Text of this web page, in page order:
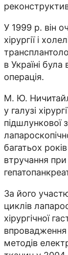
У 1999 р. він
хірургії і
в Україні
операція.
М. Ю.
у галузі
підшлункової
багатьох
втручання
За його
циклів
хірургічної
впровадження
методів